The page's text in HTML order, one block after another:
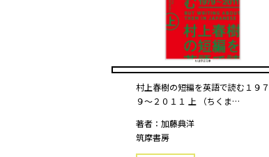
村上春樹の短編を英語で読む１９７
９〜２０１１ 上 （ちくま…
著者：加藤典洋
筑摩書房